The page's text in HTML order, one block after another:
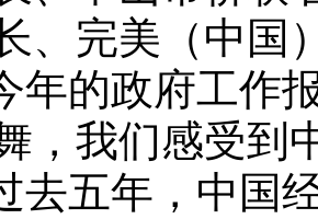
、 完美（中国
年的政府工作
，我们感受到
去五年，中国